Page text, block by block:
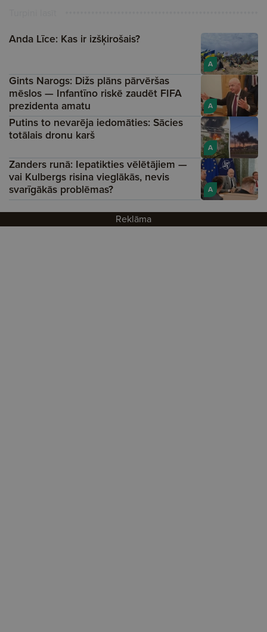
A
Anda Līce: Kas ir izšķirošais?
A
Gints Narogs: Dižs plāns pārvēršas
mēslos — Infantīno riskē zaudēt FIFA
prezidenta amatu
A
Putins to nevarēja iedomāties: Sācies
totālais dronu karš
A
Zanders runā: Iepatikties vēlētājiem —
vai Kulbergs risina vieglākās, nevis
svarīgākās problēmas?
Reklāma